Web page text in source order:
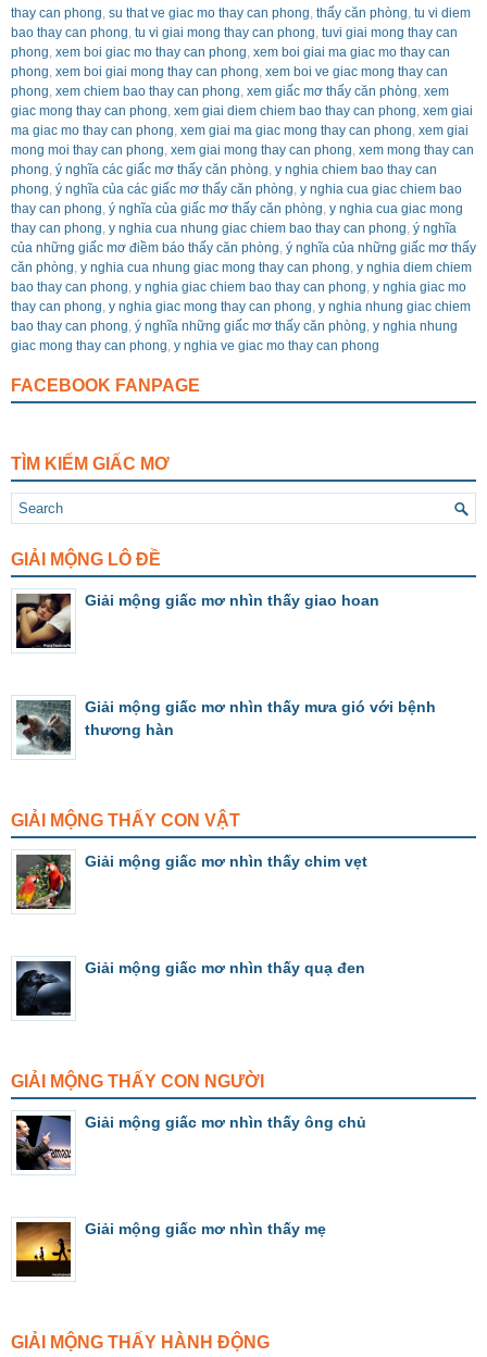
thay can phong, su that ve giac mo thay can phong, thấy căn phòng, tu vi diem
bao thay can phong, tu vi giai mong thay can phong, tuvi giai mong thay can
phong, xem boi giac mo thay can phong, xem boi giai ma giac mo thay can
phong, xem boi giai mong thay can phong, xem boi ve giac mong thay can
phong, xem chiem bao thay can phong, xem giấc mơ thấy căn phòng, xem
giac mong thay can phong, xem giai diem chiem bao thay can phong, xem giai
ma giac mo thay can phong, xem giai ma giac mong thay can phong, xem giai
mong moi thay can phong, xem giai mong thay can phong, xem mong thay can
phong, ý nghĩa các giấc mơ thấy căn phòng, y nghia chiem bao thay can
phong, ý nghĩa của các giấc mơ thấy căn phòng, y nghia cua giac chiem bao
thay can phong, ý nghĩa của giấc mơ thấy căn phòng, y nghia cua giac mong
thay can phong, y nghia cua nhung giac chiem bao thay can phong, ý nghĩa
của những giấc mơ điềm báo thấy căn phòng, ý nghĩa của những giấc mơ thấy
căn phòng, y nghia cua nhung giac mong thay can phong, y nghia diem chiem
bao thay can phong, y nghia giac chiem bao thay can phong, y nghia giac mo
thay can phong, y nghia giac mong thay can phong, y nghia nhung giac chiem
bao thay can phong, ý nghĩa những giấc mơ thấy căn phòng, y nghia nhung
giac mong thay can phong, y nghia ve giac mo thay can phong
FACEBOOK FANPAGE
TÌM KIẾM GIẤC MƠ
GIẢI MỘNG LÔ ĐỀ
Giải mộng giấc mơ nhìn thấy giao hoan
Giải mộng giấc mơ nhìn thấy mưa gió với bệnh
thương hàn
GIẢI MỘNG THẤY CON VẬT
Giải mộng giấc mơ nhìn thấy chim vẹt
Giải mộng giấc mơ nhìn thấy quạ đen
GIẢI MỘNG THẤY CON NGƯỜI
Giải mộng giấc mơ nhìn thấy ông chủ
Giải mộng giấc mơ nhìn thấy mẹ
GIẢI MỘNG THẤY HÀNH ĐỘNG